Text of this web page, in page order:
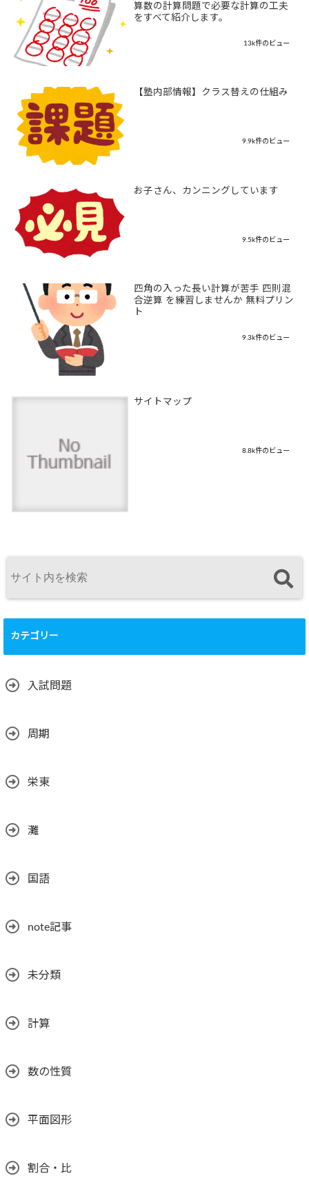
算数の計算問題で必要な計算の工夫
をすべて紹介します。
13k件のビュー
【塾内部情報】クラス替えの仕組み
9.9k件のビュー
お子さん、カンニングしています
9.5k件のビュー
四角の入った長い計算が苦手 四則混
合逆算 を練習しませんか 無料プリン
ト
9.3k件のビュー
サイトマップ
8.8k件のビュー
カテゴリー
入試問題
周期
栄東
灘
国語
note記事
未分類
計算
数の性質
平面図形
割合・比